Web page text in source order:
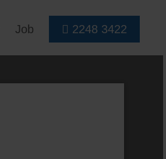
Job 2248 3422